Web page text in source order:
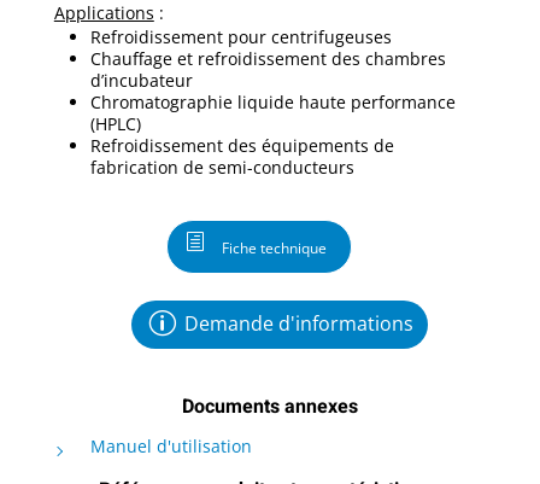
Applications :
Refroidissement pour centrifugeuses
Chauffage et refroidissement des chambres
d’incubateur
Chromatographie liquide haute performance
(HPLC)
Refroidissement des équipements de
fabrication de semi-conducteurs
Fiche technique
Demande d'informations
Documents annexes
Manuel d'utilisation